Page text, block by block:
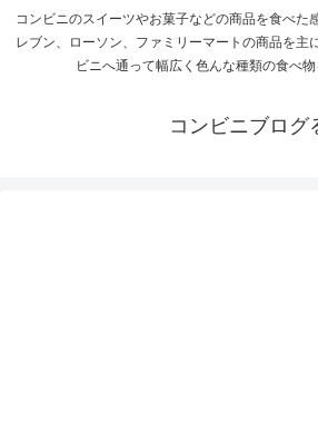
コンビニのスイーツやお菓子などの商品を食べた
レブン、ローソン、ファミリーマートの商品を主
ビニへ通って幅広く色んな種類の食べ物
コンビニブログ